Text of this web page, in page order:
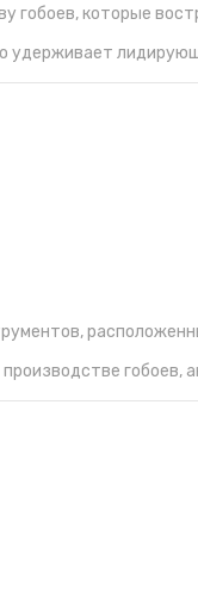
гобоев, которые
удерживает
гобоев,